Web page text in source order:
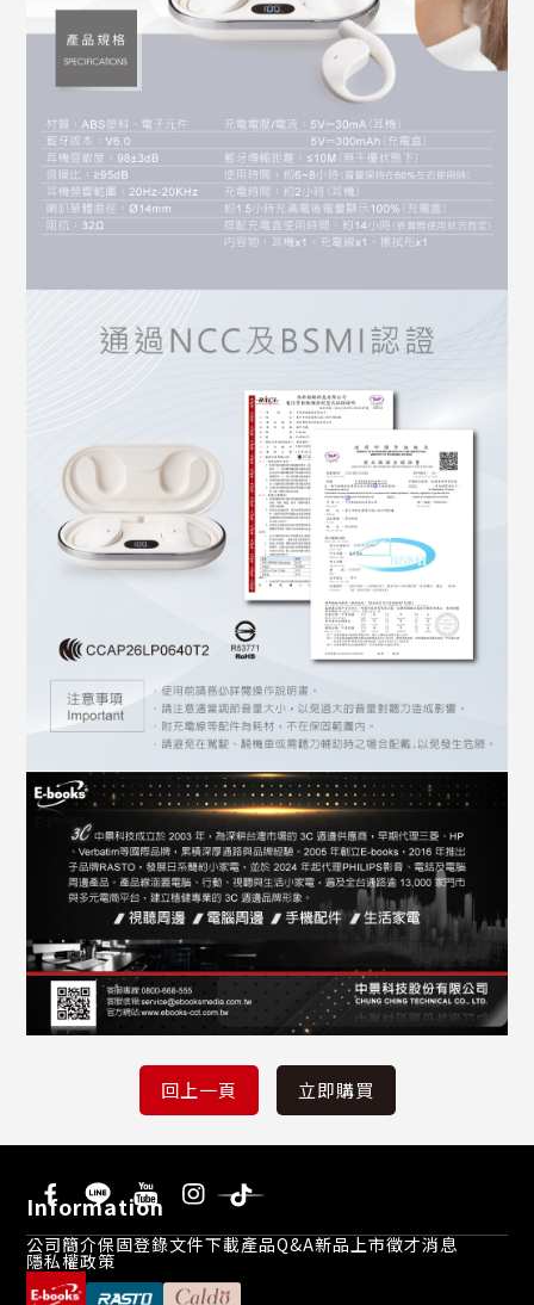
Information
公司簡介保固登錄文件下載產品Q&A新品上市徵才消息
隱私權政策